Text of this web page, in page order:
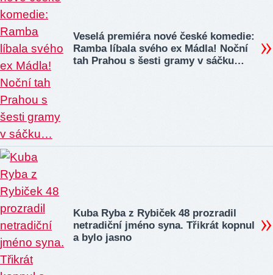
Veselá premiéra nové české komedie:
Ramba líbala svého ex Mádla! Noční
tah Prahou s šesti gramy v sáčku…
Kuba Ryba z Rybiček 48 prozradil
netradiční jméno syna. Třikrát kopnul
a bylo jasno